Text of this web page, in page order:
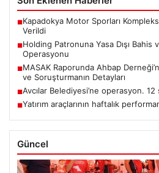
■Kapadokya Motor Sporları
Verildi
■Holding Patronuna Yasa Dışı Bahis
Operasyonu
■MASAK Raporunda Ahbap
ve Soruşturmanın Detayları
■Avcılar Belediyesi’ne operasyon. 12
■Yatırım araçlarının haftalık
Güncel